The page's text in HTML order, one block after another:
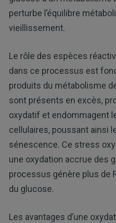
perturbe l’équilibre
vieillissement.
Le rôle des espèces
dans ce processus est
produits du métabolisme
sont présents en excès,
oxydatif et endommagent
cellulaires, poussant ainsi
sénescence. Ce stress
une oxydation accrue des
processus génère plus de
du glucose.
Les avantages d’une